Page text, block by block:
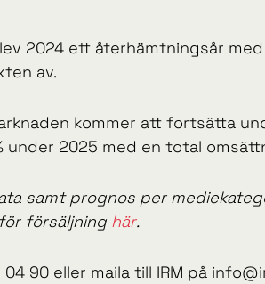
2024 ett återhämtningsår
av.
kommer att fortsätta
under 2025 med en total
samt prognos per
försäljning här.
90 eller maila till IRM på